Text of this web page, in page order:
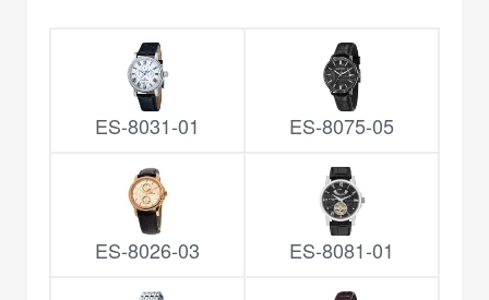
ES-8031-01 ES-8075-05
ES-8026-03 ES-8081-01